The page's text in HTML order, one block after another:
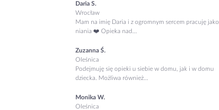
Daria S.
Wrocław
Mam na imię Daria i z ogromnym sercem pracuję jako
niania ❤️ Opieka nad...
Zuzanna Ś.
Oleśnica
Podejmuję się opieki u siebie w domu, jak i w domu
dziecka. Możliwa również...
Monika W.
Oleśnica